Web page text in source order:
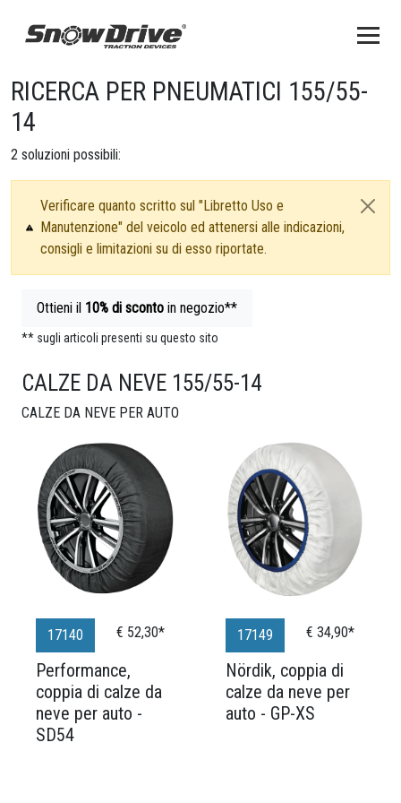
RICERCA PER PNEUMATICI 155/55-
14
2 soluzioni possibili:
Verificare quanto scritto sul "Libretto Uso e
Manutenzione" del veicolo ed attenersi alle indicazioni,
consigli e limitazioni su di esso riportate.
CALZE DA NEVE 155/55-14
CALZE DA NEVE PER AUTO
Ottieni il 10% di sconto in negozio**
** sugli articoli presenti su questo sito
17140 € 52,30*
Performance,
coppia di calze da
neve per auto -
SD54
17149 € 34,90*
Nördik, coppia di
calze da neve per
auto - GP-XS